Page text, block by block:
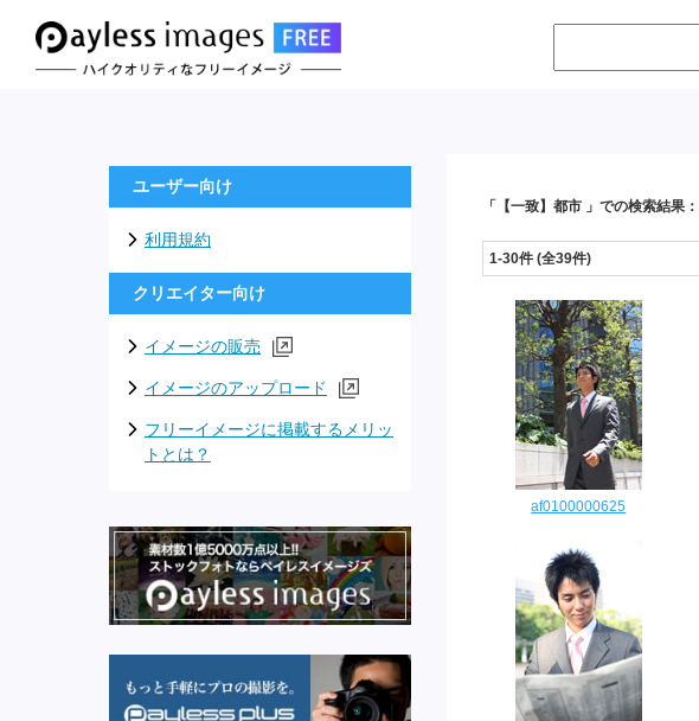
「【一致】都市 」での検索結果
1-30件 (全39件)
af0100000625
ユーザー向け
利用規約
クリエイター向け
イメージの販売
イメージのアップロード
フリーイメージに掲載するメリッ
トとは？